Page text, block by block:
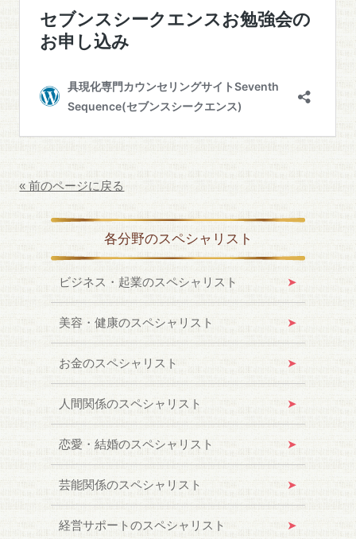
« 前のページに戻る
各分野のスペシャリスト
ビジネス・起業のスペシャリスト
美容・健康のスペシャリスト
お金のスペシャリスト
人間関係のスペシャリスト
恋愛・結婚のスペシャリスト
芸能関係のスペシャリスト
経営サポートのスペシャリスト